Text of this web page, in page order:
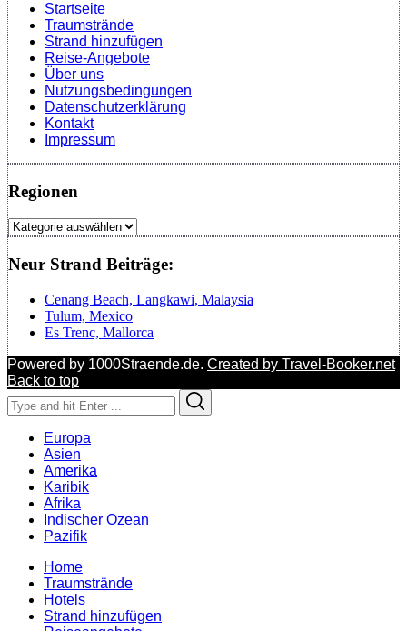
Startseite
Traumstrände
Strand hinzufügen
Reise-Angebote
Über uns
Nutzungsbedingungen
Datenschutzerklärung
Kontakt
Impressum
Regionen
Regionen
Neur Strand Beiträge:
Cenang Beach, Langkawi, Malaysia
Tulum, Mexico
Es Trenc, Mallorca
Powered by 1000Straende.de. Created by Travel-Booker.net
Back to top
Search
for:
Europa
Asien
Amerika
Karibik
Afrika
Indischer Ozean
Pazifik
Home
Traumstrände
Hotels
Strand hinzufügen